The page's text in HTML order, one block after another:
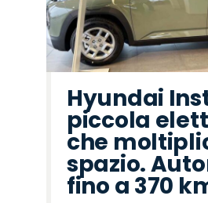
Hyundai
piccola
che
spazio.
fino a 370